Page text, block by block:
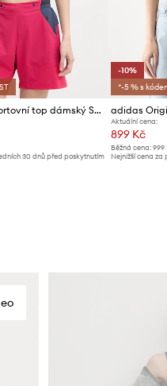
La Sportiva sportovní top dámský Sunfire
30 dnů před poskytnutím
-10%
*-5 % s
Aktuální cena:
899 Kč
Běžná cena: 999
Nejnižší cena